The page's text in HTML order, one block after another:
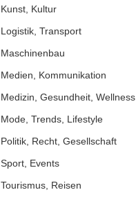
Kunst, Kultur
Logistik, Transport
Maschinenbau
Medien, Kommunikation
Medizin, Gesundheit, Wellness
Mode, Trends, Lifestyle
Politik, Recht, Gesellschaft
Sport, Events
Tourismus, Reisen